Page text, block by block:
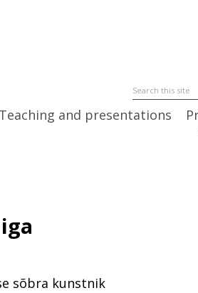
Teaching and presentations
sõbra kunstnik